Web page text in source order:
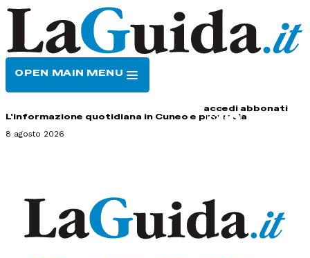
OPEN MAIN MENU
accedi abbonati
L'informazione quotidiana in Cuneo e provincia
8 agosto 2026